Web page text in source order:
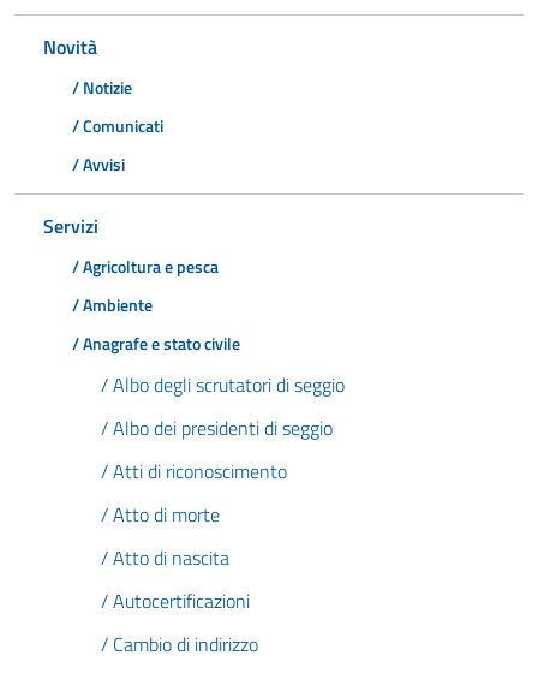
Novità
/ Notizie
/ Comunicati
/ Avvisi
Servizi
/ Agricoltura e pesca
/ Ambiente
/ Anagrafe e stato civile
/ Albo degli scrutatori di seggio
/ Albo dei presidenti di seggio
/ Atti di riconoscimento
/ Atto di morte
/ Atto di nascita
/ Autocertificazioni
/ Cambio di indirizzo